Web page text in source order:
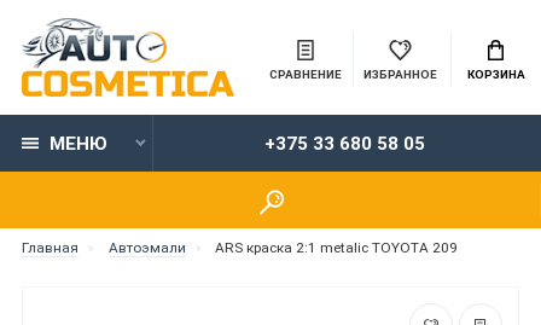
СРАВНЕНИЕ ИЗБРАННОЕ КОРЗИНА
МЕНЮ +375 33 680 58 05
Главная Автоэмали ARS краска 2:1 metalic TOYOTA 209